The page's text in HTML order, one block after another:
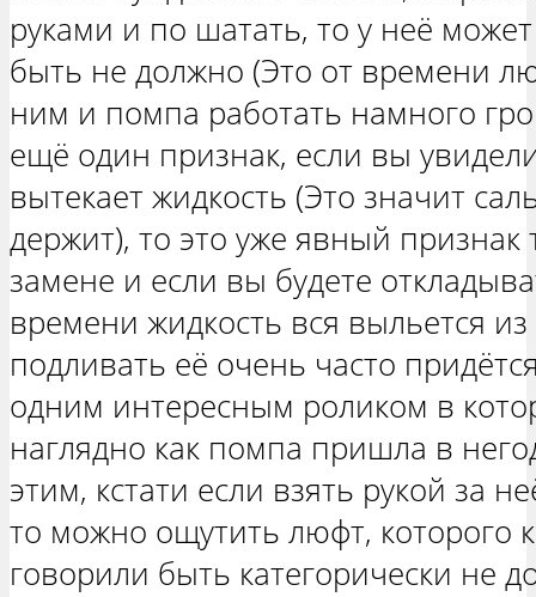
руками и по шатать, то у неё
быть не должно (Это от времени
ним и помпа работать намного
ещё один признак, если вы
вытекает жидкость (Это значит
держит), то это уже явный признак
замене и если вы будете
времени жидкость вся выльется
подливать её очень часто
одним интересным роликом в
наглядно как помпа пришла в
этим, кстати если взять рукой за
то можно ощутить люфт, которого
говорили быть категорически не